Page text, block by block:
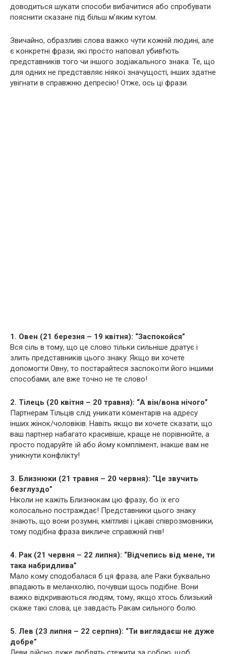
доводиться шукати способи вибачитися або спробувати
пояснити сказане під більш м’яким кутом.
Звичайно, образливі слова важко чути кожній людині, але
є конкретні фрази, які просто наповал убивfють
представників того чи іншого зодіакального знака. Те, що
для одних не представляє ніякої значущості, інших здатне
увігнати в справжню депресію! Отже, ось ці фрази.
1. Овен (21 березня – 19 квітня): “Заспокойся”
Вся сіль в тому, що це слово тільки сильніше дратує і
злить представників цього знакy. Якщо ви хочете
допомогти Овну, то постарайтеся заспокоїти його іншими
способами, але вже точно не те слово!
2. Тілець (20 квітня – 20 травня): “А він/вона нічого”
Партнерам Тільців слід уникати коментарів на адресу
інших жінок/чоловіків. Навіть якщо ви хочете сказати, що
ваш партнер набагато красивіше, краще не порівнюйте, а
просто подаруйте їй або йому комплімент, інакше вам не
уникнути конфлікту!
3. Близнюки (21 травня – 20 червня): “Це звучить
безглуздо”
Ніколи не кажіть Близнюкам цю фразу, бо їх его
колосально постраждає! Представники цього знаку
знають, що вони розумні, кмітливі і цікаві співрозмовники,
тому подібна фраза викличе справжній гнів!
4. Рак (21 червня – 22 липня): “Відчепись від мене, ти
така набридлива”
Мало кому сподобалася б ця фраза, але Раки буквально
впадають в меланхолію, почувши щось подібне. Вони
важко відкриваються людям, тому, якщо хтось близький
скаже такі слова, це завдасть Ракам сильного болю.
5. Лев (23 липня – 22 серпня): “Ти виглядаєш не дуже
добре”